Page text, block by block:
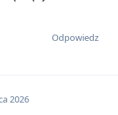
Odpowiedz
2026